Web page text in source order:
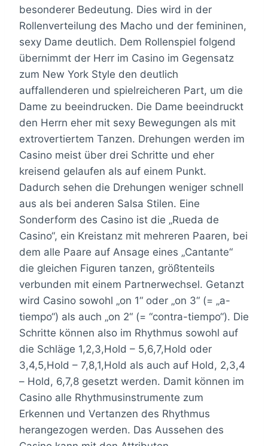
besonderer Bedeutung. Dies wird in der
Rollenverteilung des Macho und der femininen,
sexy Dame deutlich. Dem Rollenspiel folgend
übernimmt der Herr im Casino im Gegensatz
zum New York Style den deutlich
auffallenderen und spielreicheren Part, um die
Dame zu beeindrucken. Die Dame beeindruckt
den Herrn eher mit sexy Bewegungen als mit
extrovertiertem Tanzen. Drehungen werden im
Casino meist über drei Schritte und eher
kreisend gelaufen als auf einem Punkt.
Dadurch sehen die Drehungen weniger schnell
aus als bei anderen Salsa Stilen. Eine
Sonderform des Casino ist die „Rueda de
Casino“, ein Kreistanz mit mehreren Paaren, bei
dem alle Paare auf Ansage eines „Cantante“
die gleichen Figuren tanzen, größtenteils
verbunden mit einem Partnerwechsel. Getanzt
wird Casino sowohl „on 1“ oder „on 3“ (= „a-
tiempo“) als auch „on 2“ (= “contra-tiempo“). Die
Schritte können also im Rhythmus sowohl auf
die Schläge 1,2,3,Hold – 5,6,7,Hold oder
3,4,5,Hold – 7,8,1,Hold als auch auf Hold, 2,3,4
– Hold, 6,7,8 gesetzt werden. Damit können im
Casino alle Rhythmusinstrumente zum
Erkennen und Vertanzen des Rhythmus
herangezogen werden. Das Aussehen des